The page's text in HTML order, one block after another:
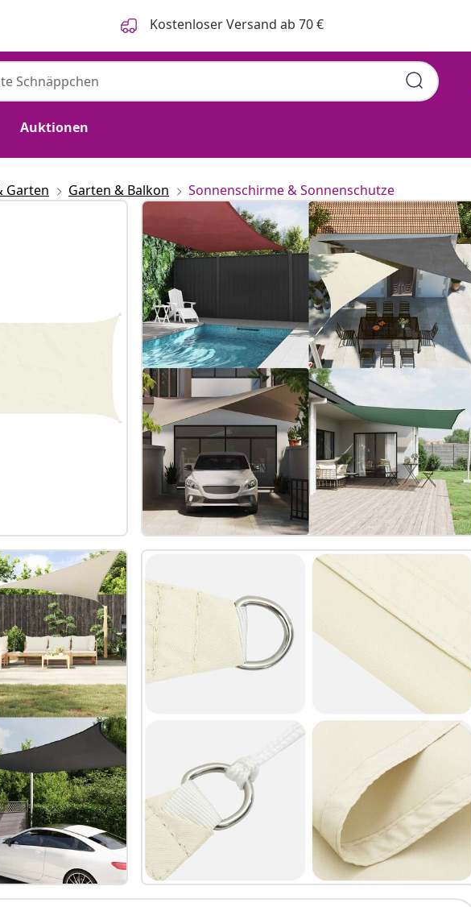
Kostenloser Versand ab 70 €
Auktionen
Garten Garten & Balkon Sonnenschirme & Sonnenschutze